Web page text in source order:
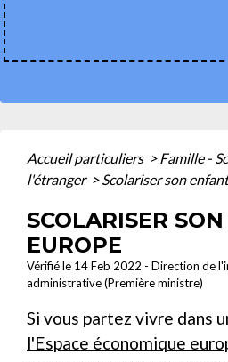
Accueil particuliers > Famille -
l'étranger > Scolariser son
SCOLARISER
EUROPE
Vérifié le 14 Feb 2022 - Direction de
administrative (Première ministre)
Si vous partez vivre dans
l'Espace économique